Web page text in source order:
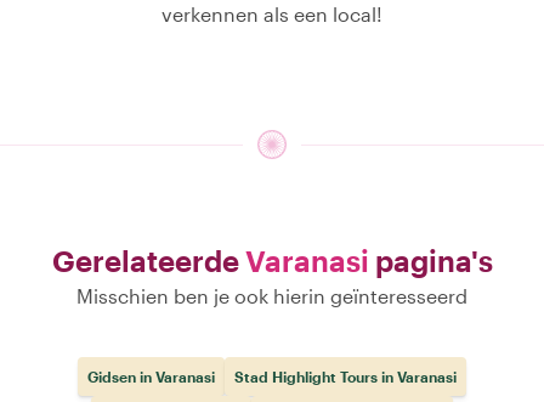
verkennen als een local!
GerelateerdeVaranasi pagina's
Misschien ben je ook hierin geïnteresseerd
Gidsen in Varanasi Stad Highlight Tours in Varanasi